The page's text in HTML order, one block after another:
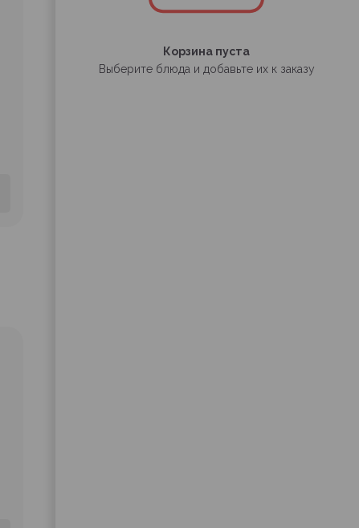
Корзина пуста
Выберите блюда и добавьте их к заказу